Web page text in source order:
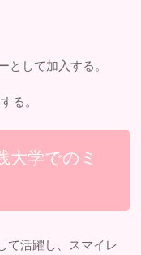
として加入する。
る。
大学でのミ
て活躍し、スマイレ